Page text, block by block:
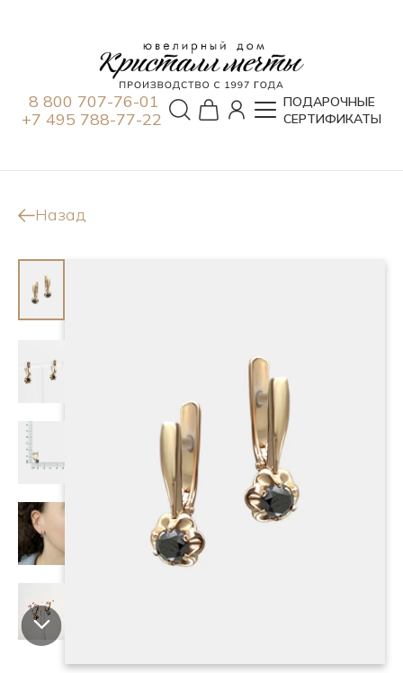
8 800 707-76-01
+7 495 788-77-22
ПОДАРОЧНЫЕ
СЕРТИФИКАТЫ
Назад